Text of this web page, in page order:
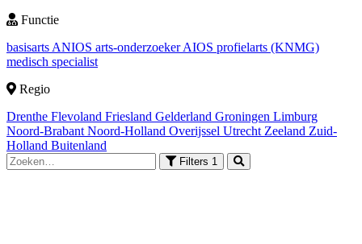
Functie
basisarts ANIOS arts-onderzoekerAIOS profielarts (KNMG)
medisch specialist
Regio
Drenthe Flevoland Friesland Gelderland Groningen Limburg
Noord-Brabant Noord-Holland Overijssel Utrecht Zeeland Zuid-
Holland Buitenland
Filters 1